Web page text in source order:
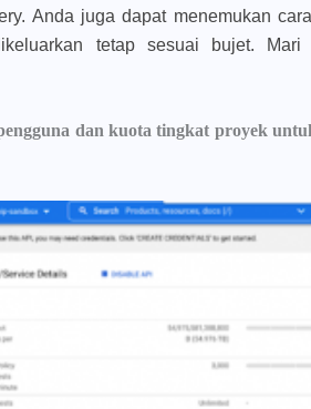
Anda juga dapat menemukan
tetap sesuai bujet. Mari
dan kuota tingkat proyek